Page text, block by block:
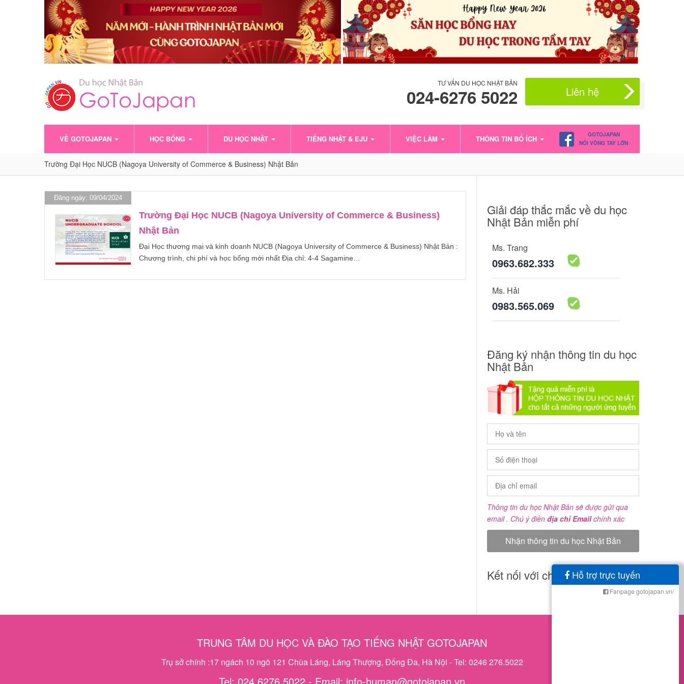
TƯ VẤN DU HỌC NHẬT BẢN
024-6276 5022 Liên hệ
VỀ GOTOJAPAN HỌC BỔNG DU HỌC NHẬT TIẾNG NHẬT & EJU VIỆC LÀM THÔNG TIN BỔ ÍCH
GOTOJAPAN
NỐI VÒNG TAY LỚN
Trường Đại Học NUCB (Nagoya University of Commerce & Business) Nhật Bản
Đăng ngày: 09/04/2024
Trường Đại Học NUCB (Nagoya University of Commerce & Business)
Nhật Bản
Đại Học thương mại và kinh doanh NUCB (Nagoya University of Commerce & Business) Nhật Bản :
Chương trình, chi phí và học bổng mới nhất Địa chỉ: 4-4 Sagamine…
Giải đáp thắc mắc về du học
Nhật Bản miễn phí
Ms. Trang
0963.682.333
Ms. Hải
0983.565.069
Đăng ký nhận thông tin du học
Nhật Bản
Thông tin du học Nhật Bản sẽ được gửi qua
email . Chú ý điền địa chỉ Emailchính xác
Kết nối với chúng tôi
TRUNG TÂM DU HỌC VÀ ĐÀO TẠO TIẾNG NHẬT GOTOJAPAN
Trụ sở chính :17 ngách 10 ngõ 121 Chùa Láng, Láng Thượng, Đống Đa, Hà Nội - Tel: 0246 276.5022
Hỗ trợ trực tuyến
Fanpage gotojapan.vn/